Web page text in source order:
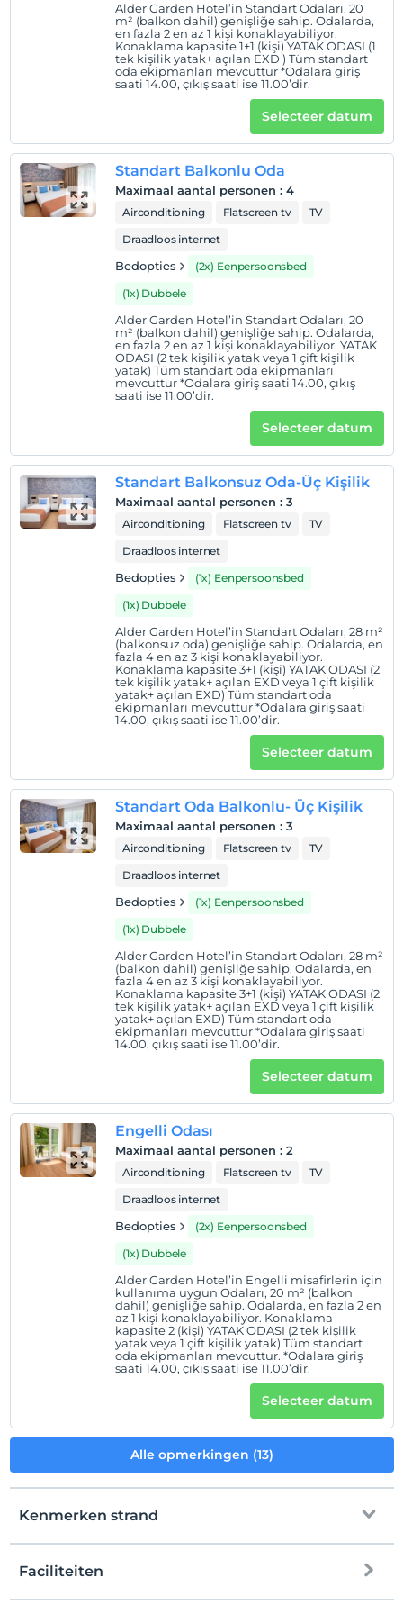
Alder Garden Hotel’in Standart Odaları, 20
m² (balkon dahil) genişliğe sahip. Odalarda,
en fazla 2 en az 1 kişi konaklayabiliyor.
Konaklama kapasite 1+1 (kişi) YATAK ODASI (1
tek kişilik yatak+ açılan EXD ) Tüm standart
oda ekipmanları mevcuttur *Odalara giriş
saati 14.00, çıkış saati ise 11.00’dir.
Selecteer datum
Standart Balkonlu Oda
Maximaal aantal personen : 4
Airconditioning Flatscreen tv
TV
Draadloos internet
Bedopties
(2x) Eenpersoonsbed
(1x) Dubbele
Alder Garden Hotel’in Standart Odaları, 20
m² (balkon dahil) genişliğe sahip. Odalarda,
en fazla 2 en az 1 kişi konaklayabiliyor. YATAK
ODASI (2 tek kişilik yatak veya 1 çift kişilik
yatak) Tüm standart oda ekipmanları
mevcuttur *Odalara giriş saati 14.00, çıkış
saati ise 11.00’dir.
Selecteer datum
Standart Balkonsuz Oda-Üç Kişilik
Maximaal aantal personen : 3
Airconditioning Flatscreen tv
TV
Draadloos internet
Bedopties
(1x) Eenpersoonsbed
(1x) Dubbele
Alder Garden Hotel’in Standart Odaları, 28 m²
(balkonsuz oda) genişliğe sahip. Odalarda, en
fazla 4 en az 3 kişi konaklayabiliyor.
Konaklama kapasite 3+1 (kişi) YATAK ODASI (2
tek kişilik yatak+ açılan EXD veya 1 çift kişilik
yatak+ açılan EXD) Tüm standart oda
ekipmanları mevcuttur *Odalara giriş saati
14.00, çıkış saati ise 11.00’dir.
Selecteer datum
Standart Oda Balkonlu- Üç Kişilik
Maximaal aantal personen : 3
Airconditioning Flatscreen tv
TV
Draadloos internet
Bedopties
(1x) Eenpersoonsbed
(1x) Dubbele
Alder Garden Hotel’in Standart Odaları, 28 m²
(balkon dahil) genişliğe sahip. Odalarda, en
fazla 4 en az 3 kişi konaklayabiliyor.
Konaklama kapasite 3+1 (kişi) YATAK ODASI (2
tek kişilik yatak+ açılan EXD veya 1 çift kişilik
yatak+ açılan EXD) Tüm standart oda
ekipmanları mevcuttur *Odalara giriş saati
14.00, çıkış saati ise 11.00’dir.
Selecteer datum
Engelli Odası
Maximaal aantal personen : 2
Airconditioning Flatscreen tv
TV
Draadloos internet
Bedopties
(2x) Eenpersoonsbed
(1x) Dubbele
Alder Garden Hotel’in Engelli misafirlerin için
kullanıma uygun Odaları, 20 m² (balkon
dahil) genişliğe sahip. Odalarda, en fazla 2 en
az 1 kişi konaklayabiliyor. Konaklama
kapasite 2 (kişi) YATAK ODASI (2 tek kişilik
yatak veya 1 çift kişilik yatak) Tüm standart
oda ekipmanları mevcuttur. *Odalara giriş
saati 14.00, çıkış saati ise 11.00’dir.
Selecteer datum
Alle opmerkingen (13)
Kenmerken strand
Faciliteiten